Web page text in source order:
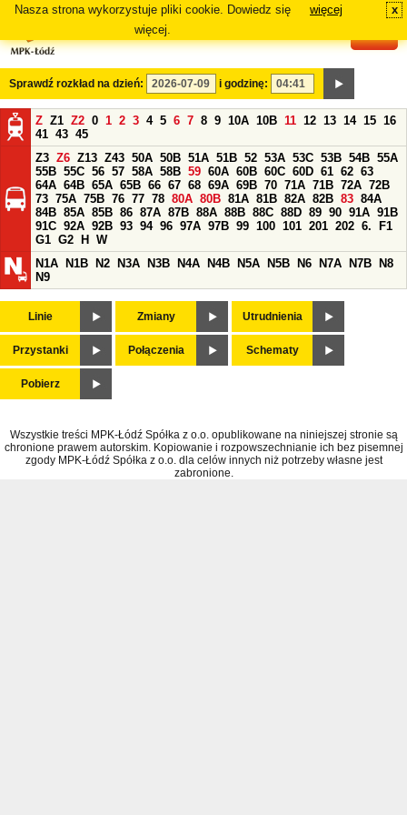
Nasza strona wykorzystuje pliki cookie. Dowiedz się
więcej.
więcej x
Sprawdź rozkład na dzień: i godzinę:
Z Z1 Z2 0 1 2 3 4 5 6 7 8 9 10A 10B 11 12 13 14 15 16
41 43 45
Z3 Z6 Z13 Z43 50A 50B 51A 51B 52 53A 53C 53B 54B 55A
55B 55C 56 57 58A 58B 59 60A 60B 60C 60D 61 62 63
64A 64B 65A 65B 66 67 68 69A 69B 70 71A 71B 72A 72B
73 75A 75B 76 77 78 80A 80B 81A 81B 82A 82B 83 84A
84B 85A 85B 86 87A 87B 88A 88B 88C 88D 89 90 91A 91B
91C 92A 92B 93 94 96 97A 97B 99 100 101 201 202 6.
F1
G1 G2 H
W
N1A
N1B N2 N3A N3B N4A N4B N5A N5B N6 N7A N7B
N8
N9
Linie Zmiany Utrudnienia
Przystanki Połączenia Schematy
Pobierz
Wszystkie treści MPK-Łódź Spółka z o.o. opublikowane na niniejszej stronie są
chronione prawem autorskim. Kopiowanie i rozpowszechnianie ich bez pisemnej
zgody MPK-Łódź Spółka z o.o. dla celów innych niż potrzeby własne jest
zabronione.